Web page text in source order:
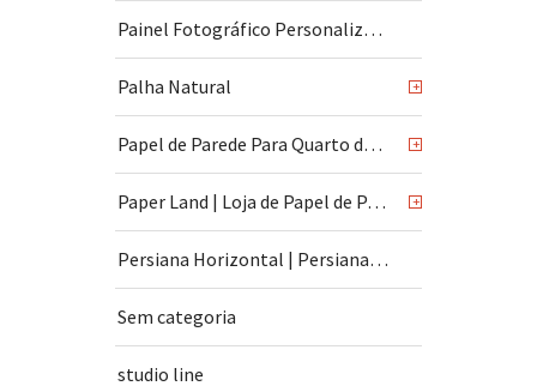
Painel Fotográfico Personalizado
Palha Natural +
Papel de Parede Para Quarto de Bebê +
Paper Land | Loja de Papel de Parede | São Paulo +
Persiana Horizontal | Persiana Vertical
Sem categoria
studio line